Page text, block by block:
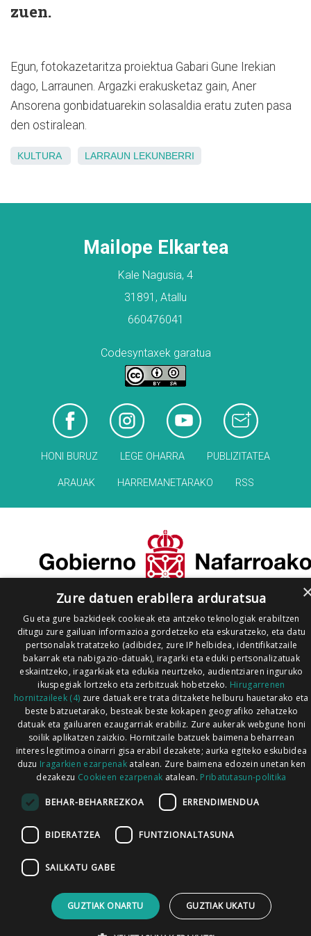
zuen.
Egun, fotokazetaritza proiektua Gabari Gune Irekian
dago, Larraunen. Argazki erakusketaz gain, Aner
Ansorena gonbidatuarekin solasaldia eratu zuten pasa
den ostiralean.
KULTURA LARRAUN LEKUNBERRI
Mailope Elkartea
Kale Nagusia, 4
31891, Atallu
660476041
Codesyntaxek garatua
HONI BURUZ LEGE OHARRA PUBLIZITATEA
ARAUAK HARREMANETARAKO RSS
Zure datuen erabilera arduratsua
Gu eta gure bazkideek cookieak eta antzeko teknologiak erabiltzen
ditugu zure gailuan informazioa gordetzeko eta eskuratzeko, eta datu
pertsonalak tratatzeko (adibidez, zure IP helbidea, identifikatzaile
bakarrak eta nabigazio-datuak), iragarki eta eduki pertsonalizatuak
eskaintzeko, iragarkiak eta edukia neurtzeko, audientziaren inguruko
ikuspegiak lortzeko eta zerbitzuak hobetzeko. Hirugarrenen
hornitzaileek (4) zure datuak ere trata ditzakete helburu hauetarako eta
beste batzuetarako, besteak beste kokapen geografiko zehatzeko
datuak eta gailuaren ezaugarriak erabiliz. Zure aukerak webgune honi
soilik aplikatzen zaizkio. Hornitzaile batzuek baimena beharrean
interes legitimoa oinarri gisa erabil dezakete; aurka egiteko eskubidea
duzu Iragarkien ezarpenak atalean. Zure baimena edozein unetan ken
dezakezu Cookieen ezarpenak atalean. Pribatutasun-politika
BEHAR-BEHARREZKOA ERRENDIMENDUA
BIDERATZEA FUNTZIONALTASUNA
SAILKATU GABE
GUZTIAK ONARTU GUZTIAK UKATU